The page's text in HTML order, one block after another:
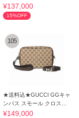
ルトバッグ
¥137,000
15%OFF
105
★送料込★GUCCI GGキャ
ンバス スモール クロスボ
ディバッグ
¥149,000